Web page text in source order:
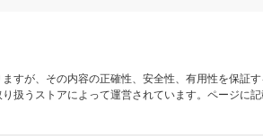
すが、その内容の正確性、安全性、有用性を保証す
扱うストアによって運営されています。ページに